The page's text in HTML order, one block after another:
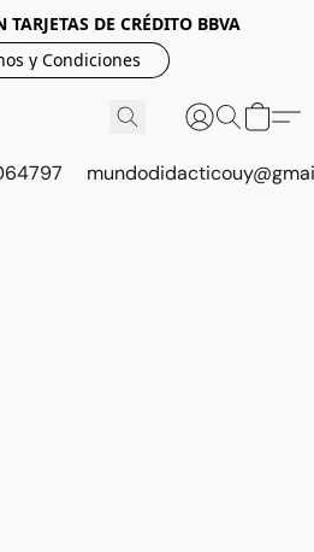
DE CRÉDITO BBVA
y Condiciones